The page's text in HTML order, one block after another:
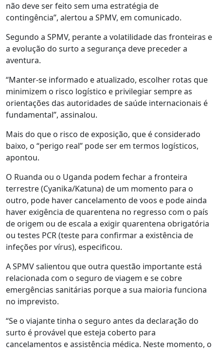
não deve ser feito sem uma estratégia de
contingência”, alertou a SPMV, em comunicado.
Segundo a SPMV, perante a volatilidade das fronteiras e
a evolução do surto a segurança deve preceder a
aventura.
“Manter-se informado e atualizado, escolher rotas que
minimizem o risco logístico e privilegiar sempre as
orientações das autoridades de saúde internacionais é
fundamental”, assinalou.
Mais do que o risco de exposição, que é considerado
baixo, o “perigo real” pode ser em termos logísticos,
apontou.
O Ruanda ou o Uganda podem fechar a fronteira
terrestre (Cyanika/Katuna) de um momento para o
outro, pode haver cancelamento de voos e pode ainda
haver exigência de quarentena no regresso com o país
de origem ou de escala a exigir quarentena obrigatória
ou testes PCR (teste para confirmar a existência de
infeções por vírus), especificou.
A SPMV salientou que outra questão importante está
relacionada com o seguro de viagem e se cobre
emergências sanitárias porque a sua maioria funciona
no imprevisto.
“Se o viajante tinha o seguro antes da declaração do
surto é provável que esteja coberto para
cancelamentos e assistência médica. Neste momento, o